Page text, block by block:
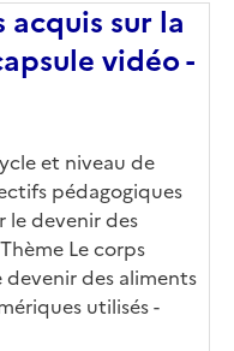
acquis sur la
vidéo -
et niveau de
pédagogiques
le devenir des
Le corps
des aliments
utilisés -